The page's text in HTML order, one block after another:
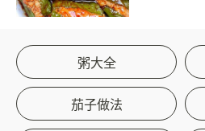
粥大全
茄子做法